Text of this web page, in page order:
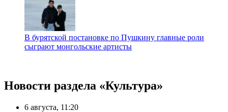
В бурятской постановке по Пушкину главные роли
сыграют монгольские артисты
Новости раздела «Культура»
6 августа, 11:20